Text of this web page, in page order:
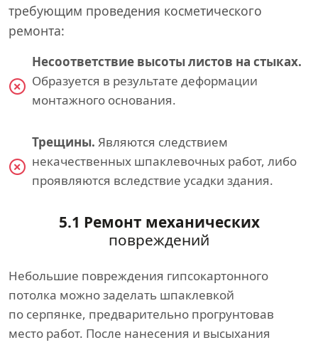
требующим проведения косметического
ремонта:
Несоответствие высоты листов на стыках.
Образуется в результате деформации
монтажного основания.
Трещины. Являются следствием
некачественных шпаклевочных работ, либо
проявляются вследствие усадки здания.
5.1 Ремонт механических
повреждений
Небольшие повреждения гипсокартонного
потолка можно заделать шпаклевкой
по серпянке, предварительно прогрунтовав
место работ. После нанесения и высыхания